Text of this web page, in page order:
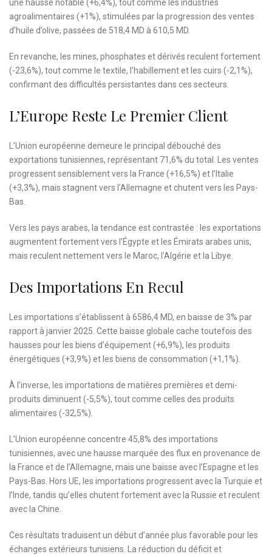
une hausse notable (+6,4%), tout comme les industries
agroalimentaires (+1%), stimulées par la progression des ventes
d’huile d’olive, passées de 518,4 MD à 610,5 MD.
En revanche, les mines, phosphates et dérivés reculent fortement
(-23,6%), tout comme le textile, l’habillement et les cuirs (-2,1%),
confirmant des difficultés persistantes dans ces secteurs.
L’Europe Reste Le Premier Client
L’Union européenne demeure le principal débouché des
exportations tunisiennes, représentant 71,6% du total. Les ventes
progressent sensiblement vers la France (+16,5%) et l’Italie
(+3,3%), mais stagnent vers l’Allemagne et chutent vers les Pays-
Bas.
Vers les pays arabes, la tendance est contrastée : les exportations
augmentent fortement vers l’Égypte et les Émirats arabes unis,
mais reculent nettement vers le Maroc, l’Algérie et la Libye.
Des Importations En Recul
Les importations s’établissent à 6586,4 MD, en baisse de 3% par
rapport à janvier 2025. Cette baisse globale cache toutefois des
hausses pour les biens d’équipement (+6,9%), les produits
énergétiques (+3,9%) et les biens de consommation (+1,1%).
À l’inverse, les importations de matières premières et demi-
produits diminuent (-5,5%), tout comme celles des produits
alimentaires (-32,5%).
L’Union européenne concentre 45,8% des importations
tunisiennes, avec une hausse marquée des flux en provenance de
la France et de l’Allemagne, mais une baisse avec l’Espagne et les
Pays-Bas. Hors UE, les importations progressent avec la Turquie et
l’Inde, tandis qu’elles chutent fortement avec la Russie et reculent
avec la Chine.
Ces résultats traduisent un début d’année plus favorable pour les
échanges extérieurs tunisiens. La réduction du déficit et